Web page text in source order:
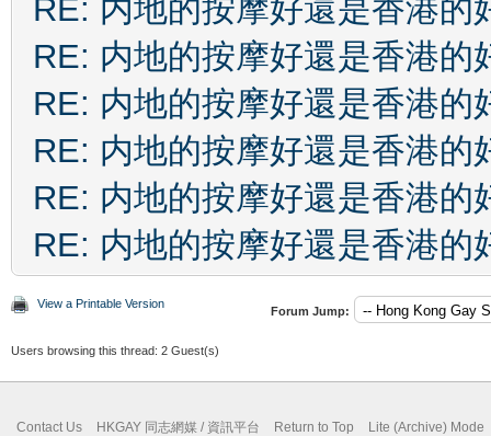
RE: 内地的按摩好還是香港的
RE: 内地的按摩好還是香港的
RE: 内地的按摩好還是香港的
RE: 内地的按摩好還是香港的
RE: 内地的按摩好還是香港的
RE: 内地的按摩好還是香港的
View a Printable Version
Forum Jump:
Users browsing this thread: 2 Guest(s)
Contact Us HKGAY 同志網媒 / 資訊平台 Return to Top Lite (Archive) Mode